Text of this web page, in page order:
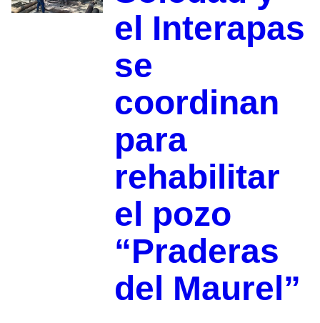
el Interapas
se
coordinan
para
rehabilitar
el pozo
“Praderas
del Maurel”